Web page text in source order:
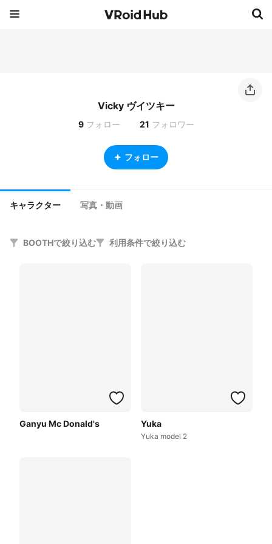
Vicky ヴイツキー
9 フォロー 21 フォロワー
フォロー
キャラクター 写真・動画
BOOTHで絞り込む 利用条件で絞り込む
Ganyu Mc Donald's Yuka
Yuka model 2